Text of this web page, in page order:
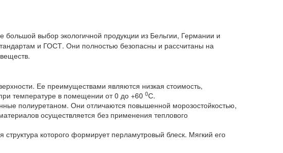
выбор экологичной продукции из Бельгии, Германии и
и ГОСТ. Они полностью безопасны и рассчитаны на
Ее преимуществами являются низкая стоимость,
температуре в помещении от 0 до +60 0С.
полиуретаном. Они отличаются повышенной морозостойкостью,
осуществляется без применения теплового
которого формирует перламутровый блеск. Мягкий его